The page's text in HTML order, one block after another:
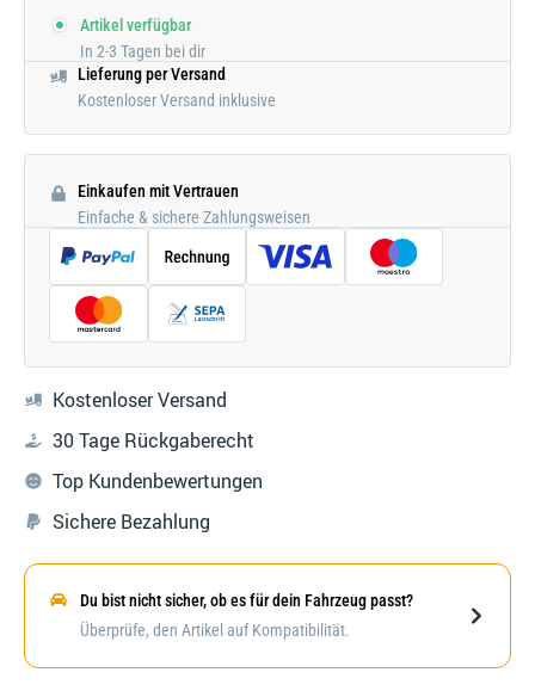
Artikel verfügbar
In 2-3 Tagen bei dir
Lieferung per Versand
Kostenloser Versand inklusive
Einkaufen mit Vertrauen
Einfache & sichere Zahlungsweisen
Kostenloser Versand
30 Tage Rückgaberecht
Top Kundenbewertungen
Sichere Bezahlung
Darstellung kann abweichen
Du bist nicht sicher, ob es für dein Fahrzeug passt?
Überprüfe, den Artikel auf Kompatibilität.